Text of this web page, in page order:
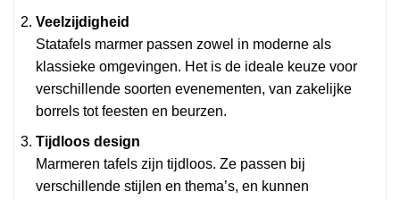
Veelzijdigheid
Statafels marmer passen zowel in moderne als
klassieke omgevingen. Het is de ideale keuze voor
verschillende soorten evenementen, van zakelijke
borrels tot feesten en beurzen.
Tijdloos design
Marmeren tafels zijn tijdloos. Ze passen bij
verschillende stijlen en thema’s, en kunnen